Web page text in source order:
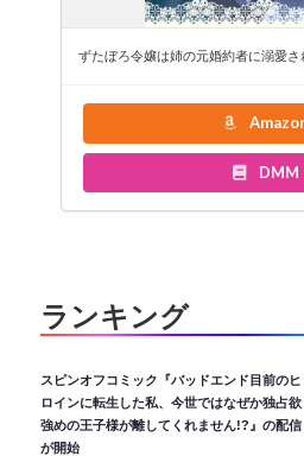
ずたぼろ令嬢は姉の元婚約者に溺愛
DMM
ランキング
スピンオフコミック『バッドエンド目前のヒ
ロインに転生した私、今世ではなぜか独占欲
強めの王子様が離してくれません!?』の配信
が開始